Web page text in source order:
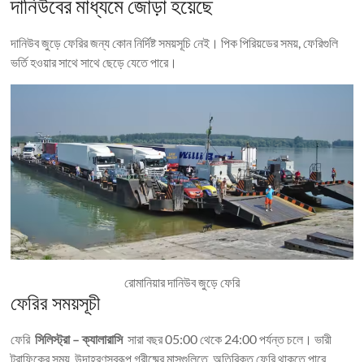
দানিউবের মাধ্যমে জোড়া হয়েছে
দানিউব জুড়ে ফেরির জন্য কোন নির্দিষ্ট সময়সূচি নেই। পিক পিরিয়ডের সময়, ফেরিগুলি
ভর্তি হওয়ার সাথে সাথে ছেড়ে যেতে পারে।
রোমানিয়ার দানিউব জুড়ে ফেরি
ফেরির সময়সূচী
ফেরিসিলিস্ট্রা – ক্যালারাসিসারা বছর 05:00 থেকে 24:00 পর্যন্ত চলে। ভারী
ট্রাফিকের সময়, উদাহরণস্বরূপ গ্রীষ্মের মাসগুলিতে, অতিরিক্ত ফেরি থাকতে পারে